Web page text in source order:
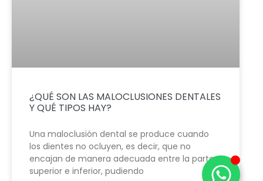
¿QUÉ SON LAS MALOCLUSIONES DENTALES
Y QUÉ TIPOS HAY?
Una maloclusión dental se produce cuando
los dientes no ocluyen, es decir, que no
encajan de manera adecuada entre la parte
superior e inferior, pudiendo